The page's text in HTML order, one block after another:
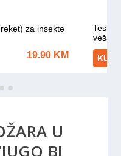
U
BI